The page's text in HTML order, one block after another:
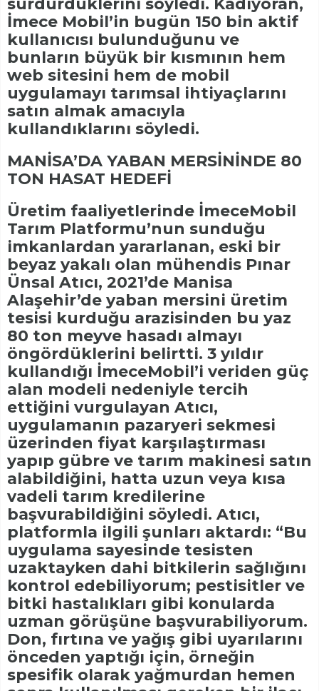
sürdürdüklerini söyledi. Kadıyoran,
İmece Mobil’in bugün 150 bin aktif
kullanıcısı bulunduğunu ve
bunların büyük bir kısmının hem
web sitesini hem de mobil
uygulamayı tarımsal ihtiyaçlarını
satın almak amacıyla
kullandıklarını söyledi.
MANİSA’DA YABAN MERSİNİNDE 80
TON HASAT HEDEFİ
Üretim faaliyetlerinde İmeceMobil
Tarım Platformu’nun sunduğu
imkanlardan yararlanan, eski bir
beyaz yakalı olan mühendis Pınar
Ünsal Atıcı, 2021’de Manisa
Alaşehir’de yaban mersini üretim
tesisi kurduğu arazisinden bu yaz
80 ton meyve hasadı almayı
öngördüklerini belirtti. 3 yıldır
kullandığı İmeceMobil’i veriden güç
alan modeli nedeniyle tercih
ettiğini vurgulayan Atıcı,
uygulamanın pazaryeri sekmesi
üzerinden fiyat karşılaştırması
yapıp gübre ve tarım makinesi satın
alabildiğini, hatta uzun veya kısa
vadeli tarım kredilerine
başvurabildiğini söyledi. Atıcı,
platformla ilgili şunları aktardı: “Bu
uygulama sayesinde tesisten
uzaktayken dahi bitkilerin sağlığını
kontrol edebiliyorum; pestisitler ve
bitki hastalıkları gibi konularda
uzman görüşüne başvurabiliyorum.
Don, fırtına ve yağış gibi uyarılarını
önceden yaptığı için, örneğin
spesifik olarak yağmurdan hemen